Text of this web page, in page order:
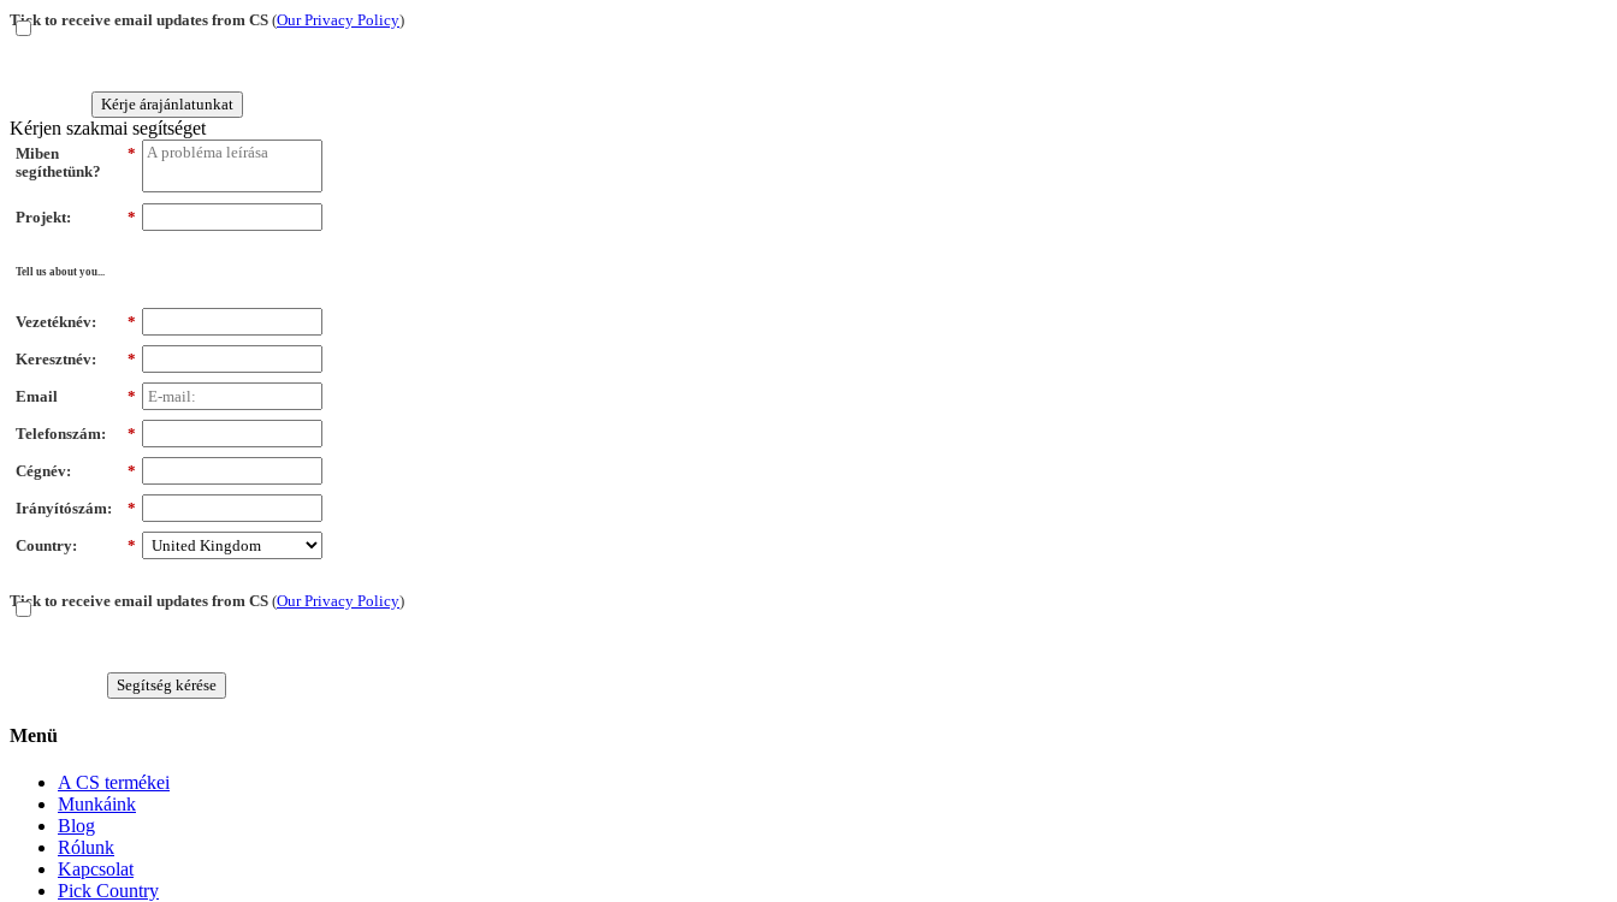
Tick to receive email updates from CS (Our Privacy Policy)
Kérje árajánlatunkat
Kérjen szakmai segítséget
*
Miben
segíthetünk?
*
Projekt:
Tell us about you...
*
Vezetéknév:
*
Keresztnév:
*
Email
*
Telefonszám:
*
Cégnév:
*
Irányítószám:
*
Country:
Tick to receive email updates from CS (Our Privacy Policy)
Segítség kérése
Menü
A CS termékei
Munkáink
Blog
Rólunk
Kapcsolat
Pick Country